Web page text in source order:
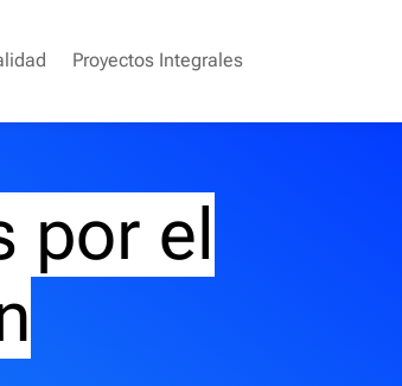
Proyectos Integrales
por el